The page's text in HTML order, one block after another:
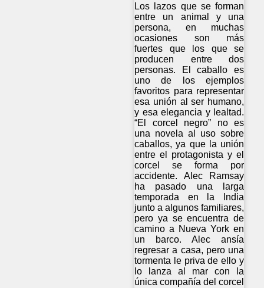
Los lazos que se forman
entre un animal y una
persona, en muchas
ocasiones son más
fuertes que los que se
producen entre dos
personas. El caballo es
uno de los ejemplos
favoritos para representar
esa unión al ser humano,
y esa elegancia y lealtad.
“El corcel negro” no es
una novela al uso sobre
caballos, ya que la unión
entre el protagonista y el
corcel se forma por
accidente. Alec Ramsay
ha pasado una larga
temporada en la India
junto a algunos familiares,
pero ya se encuentra de
camino a Nueva York en
un barco. Alec ansía
regresar a casa, pero una
tormenta le priva de ello y
lo lanza al mar con la
única compañía del corcel